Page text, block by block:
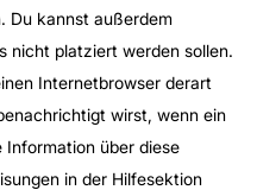
Du kannst außerdem
nicht platziert werden sollen.
Internetbrowser derart
wirst, wenn ein
über diese
in der Hilfesektion